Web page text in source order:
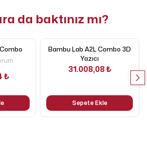
da baktınız mı?
₺
Bambu Lab A2L Combo 3D
Yazıcı
31.008,08 ₺
Sepete Ekle